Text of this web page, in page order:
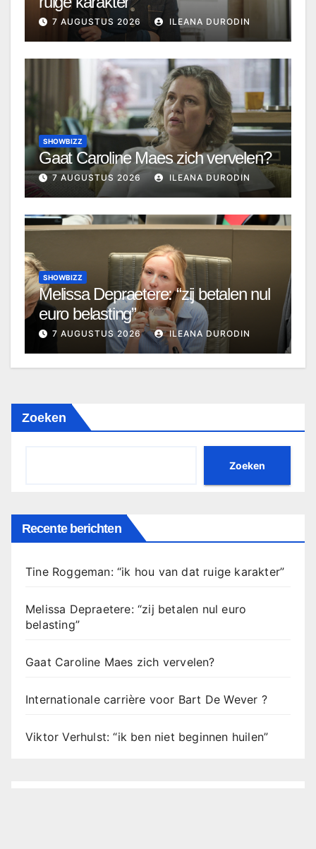
7 AUGUSTUS 2026 ILEANA DURODIN
SHOWBIZZ
Gaat Caroline Maes zich vervelen?
7 AUGUSTUS 2026 ILEANA DURODIN
SHOWBIZZ
Melissa Depraetere: “zij betalen nul
euro belasting”
7 AUGUSTUS 2026 ILEANA DURODIN
Zoeken
Zoeken
Recente berichten
Tine Roggeman: “ik hou van dat ruige karakter”
Melissa Depraetere: “zij betalen nul euro
belasting”
Gaat Caroline Maes zich vervelen?
Internationale carrière voor Bart De Wever ?
Viktor Verhulst: “ik ben niet beginnen huilen”